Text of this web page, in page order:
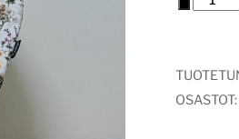
kukat
määrä
OSASTOT: